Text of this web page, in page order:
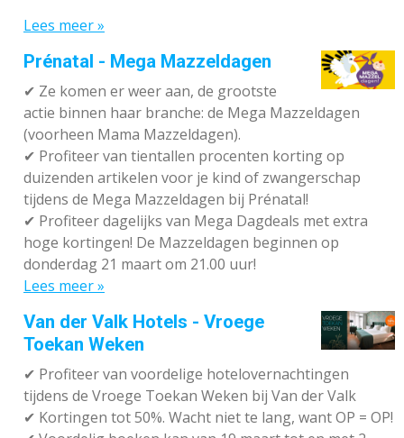
Lees meer »
Prénatal - Mega Mazzeldagen
✔ Ze komen er weer aan, de grootste
actie binnen haar branche: de Mega Mazzeldagen
(voorheen Mama Mazzeldagen).
✔ Profiteer van tientallen procenten korting op
duizenden artikelen voor je kind of zwangerschap
tijdens de Mega Mazzeldagen bij Prénatal!
✔ Profiteer dagelijks van Mega Dagdeals met extra
hoge kortingen! De Mazzeldagen beginnen op
donderdag 21 maart om 21.00 uur!
Lees meer »
Van der Valk Hotels - Vroege
Toekan Weken
✔ Profiteer van voordelige hotelovernachtingen
tijdens de Vroege Toekan Weken bij Van der Valk
✔ Kortingen tot 50%. Wacht niet te lang, want OP = OP!